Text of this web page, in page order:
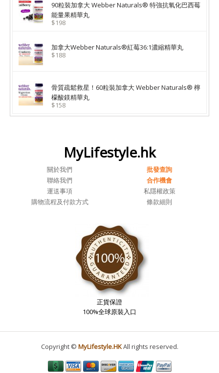
90粒裝加拿大 Webber Naturals® 特強抗氧化巴西莓
能量果精華丸
$198
加拿大Webber Naturals®紅莓36:1濃縮精華丸
$188
骨質疏鬆救星！60粒裝加拿大 Webber Naturals® 檸
檬酸鎂精華丸
$158
MyLifestyle.hk
關於我們
批發查詢
聯絡我們
合作機會
運送事項
私隱權政策
購物流程及付款方式
條款細則
正貨保證
100%全球原裝入口
Copyright © MyLifestyle.HKAll rights reserved.